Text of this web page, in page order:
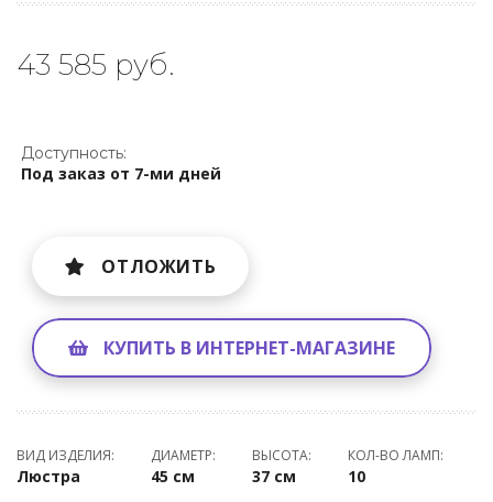
43 585 руб.
Доступность:
Под заказ от 7-ми дней
ОТЛОЖИТЬ
КУПИТЬ В ИНТЕРНЕТ-МАГАЗИНЕ
ВИД ИЗДЕЛИЯ:
Люстра
ДИАМЕТР:
45 см
ВЫСОТА:
37 см
КОЛ-ВО ЛАМП:
10